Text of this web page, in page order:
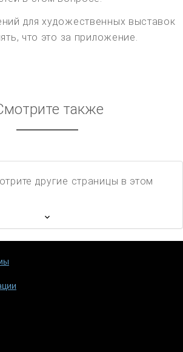
для художественных выставок
что это за приложение.
также
другие страницы в этом